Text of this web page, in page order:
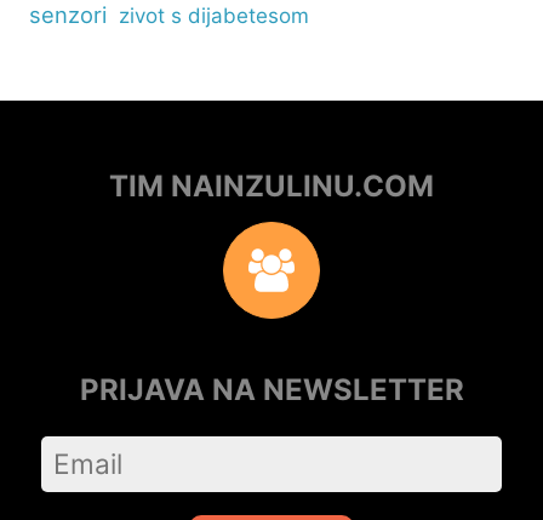
senzori zivot s dijabetesom
TIM NAINZULINU.COM
PRIJAVA NA NEWSLETTER